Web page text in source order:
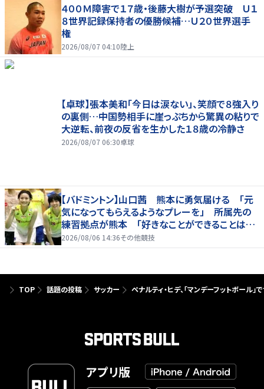
４００Ｍ障害で１７歳・後藤大樹が予選突破 Ｕ１
８世界記録保持者の優勝候補…Ｕ２０世界選手
権
2026/08/07 04:10陸上
【卓球】張本美和「今日は涙ない」、笑顔で８強入り
の裏側…中国勢相手に崖っぷちから驚異の粘りで
大逆転、前夜の反省を生かした１８歳の冷静さ
2026/08/07 06:30卓球
【バドミントン】山口茜 熊本に勇気届ける 「元
気になってもらえるようなプレーを」 所属先の
練習拠点が熊本 「好きなことができることは当
たり前じゃない」
2026/08/06 14:36その他競技
TOP 話題の投稿 サッカー ペナルティ・ヒデ、「マンデーフットボール
アプリ版